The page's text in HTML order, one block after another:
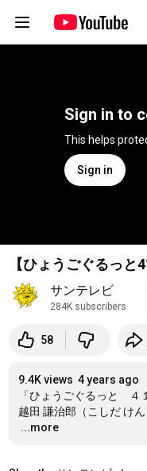
Sign in to
Sign in
【ひょうごぐるっ
サンテレビ
284K subscribers
58
9.4K views 4 years ago
「ひょうごぐるっと　４
…
...more